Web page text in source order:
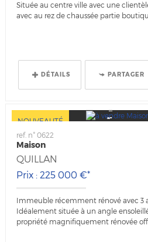
Située au centre ville avec une
avec au rez de chaussée partie
DÉTAILS PARTAGER
NOUVEAUTÉ
ref. n° 0622
Maison
QUILLAN
Prix : 225 000 €*
Immeuble récemment rénové avec 3
Idéalement située à un angle
propriété magnifiquement rénovée